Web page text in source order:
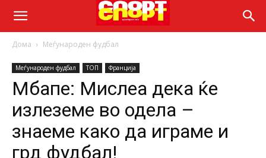
Дома Меѓународен фудбал
Меѓународен фудбал ТОП Франција
Мбапе: Мислеа дека ќе
излеземе во одела –
знаеме како да играме и
грд фудбал!